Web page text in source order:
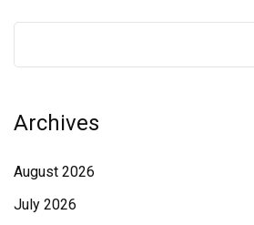
Archives
August 2026
July 2026